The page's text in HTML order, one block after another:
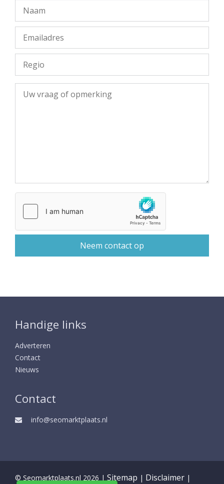
Handige links
Adverteren
Contact
Nieuws
Contact
info@seomarktplaats.nl
© Seomarktplaats.nl 2026 | Sitemap | Disclaimer |